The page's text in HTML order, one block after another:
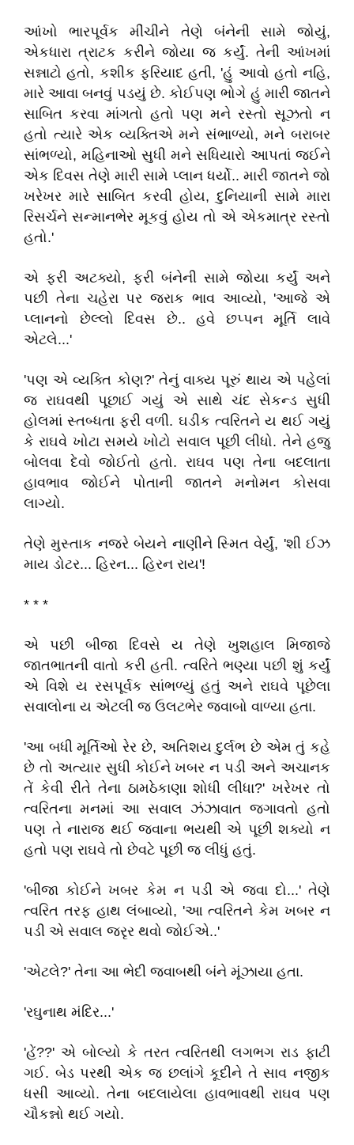
આંખો ભારપૂર્વક મીંચીને તેણે બંનેની સામે જોયું,
એકધારા ત્રાટક કરીને જોયા જ કર્યું. તેની આંખમાં
સન્નાટો હતો, કશીક ફરિયાદ હતી, 'હું આવો હતો નહિ,
મારે આવા બનવું પડયું છે. કોઈપણ ભોગે હું મારી જાતને
સાબિત કરવા માંગતો હતો પણ મને રસ્તો સૂઝતો ન
હતો ત્યારે એક વ્યક્તિએ મને સંભાળ્યો, મને બરાબર
સાંભળ્યો, મહિનાઓ સુધી મને સધિયારો આપતાં જઈને
એક દિવસ તેણે મારી સામે પ્લાન ધર્યો.. મારી જાતને જો
ખરેખર મારે સાબિત કરવી હોય, દુનિયાની સામે મારા
રિસર્ચને સન્માનભેર મૂકવું હોય તો એ એકમાત્ર રસ્તો
હતો.'
એ ફરી અટક્યો, ફરી બંનેની સામે જોયા કર્યું અને
પછી તેના ચહેરા પર જરાક ભાવ આવ્યો, 'આજે એ
પ્લાનનો છેલ્લો દિવસ છે.. હવે છપ્પન મૂર્તિ લાવે
એટલે...'
'પણ એ વ્યક્તિ કોણ?' તેનું વાક્ય પૂરું થાય એ પહેલાં
જ રાઘવથી પૂછાઈ ગયું એ સાથે ચંદ સેકન્ડ સુધી
હોલમાં સ્તબ્ધતા ફરી વળી. ઘડીક ત્વરિતને ય થઈ ગયું
કે રાઘવે ખોટા સમયે ખોટો સવાલ પૂછી લીધો. તેને હજુ
બોલવા દેવો જોઈતો હતો. રાઘવ પણ તેના બદલાતા
હાવભાવ જોઈને પોતાની જાતને મનોમન કોસવા
લાગ્યો.
તેણે મુસ્તાક નજરે બેયને નાણીને સ્મિત વેર્યું, 'શી ઈઝ
માય ડોટર... હિરન... હિરન રાય'!
* * *
એ પછી બીજા દિવસે ય તેણે ખુશહાલ મિજાજે
જાતભાતની વાતો કરી હતી. ત્વરિતે ભણ્યા પછી શું કર્યું
એ વિશે ય રસપૂર્વક સાંભળ્યું હતું અને રાઘવે પૂછેલા
સવાલોના ય એટલી જ ઉલટભેર જવાબો વાળ્યા હતા.
'આ બધી મૂર્તિઓ રેર છે, અતિશય દુર્લભ છે એમ તું કહે
છે તો અત્યાર સુધી કોઈને ખબર ન પડી અને અચાનક
તેં કેવી રીતે તેના ઠામઠેકાણા શોધી લીધા?' ખરેખર તો
ત્વરિતના મનમાં આ સવાલ ઝંઝાવાત જગાવતો હતો
પણ તે નારાજ થઈ જવાના ભયથી એ પૂછી શક્યો ન
હતો પણ રાઘવે તો છેવટે પૂછી જ લીધું હતું.
'બીજા કોઈને ખબર કેમ ન પડી એ જવા દો...' તેણે
ત્વરિત તરફ હાથ લંબાવ્યો, 'આ ત્વરિતને કેમ ખબર ન
પડી એ સવાલ જરૃર થવો જોઈએ..'
'એટલે?' તેના આ ભેદી જવાબથી બંને મૂંઝાયા હતા.
'રઘુનાથ મંદિર...'
'હેં??' એ બોલ્યો કે તરત ત્વરિતથી લગભગ રાડ ફાટી
ગઈ. બેડ પરથી એક જ છલાંગે કૂદીને તે સાવ નજીક
ધસી આવ્યો. તેના બદલાયેલા હાવભાવથી રાઘવ પણ
ચૌકન્નો થઈ ગયો.